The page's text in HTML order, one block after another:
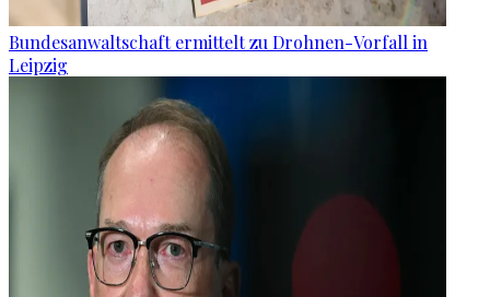
Bundesanwaltschaft ermittelt zu Drohnen-Vorfall in
Leipzig